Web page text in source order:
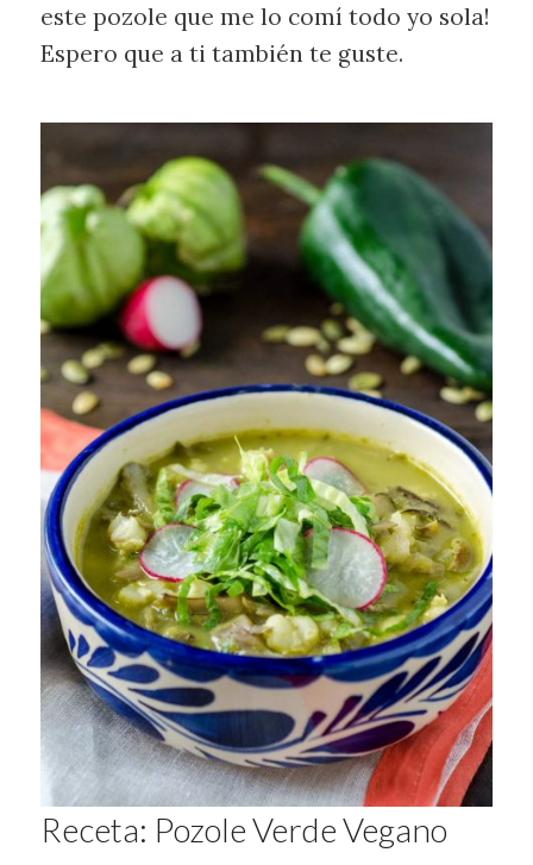
este pozole que me lo comí todo yo sola!
Espero que a ti también te guste.
Receta: Pozole Verde Vegano